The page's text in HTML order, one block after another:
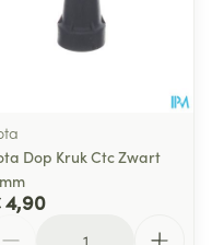
Dop Kruk Ctc Zwart